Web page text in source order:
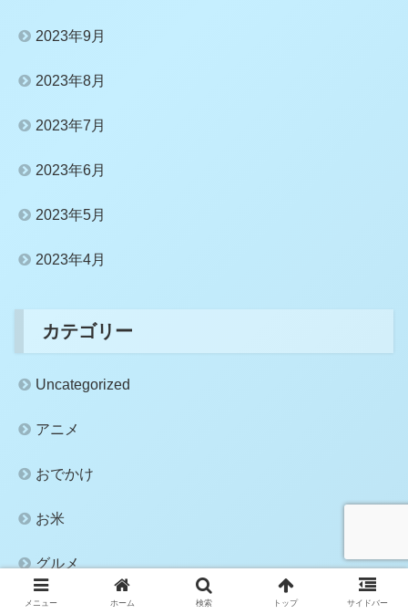
2023年9月
2023年8月
2023年7月
2023年6月
2023年5月
2023年4月
カテゴリー
Uncategorized
アニメ
おでかけ
お米
グルメ
こども
メニュー ホーム 検索 トップ サイドバー